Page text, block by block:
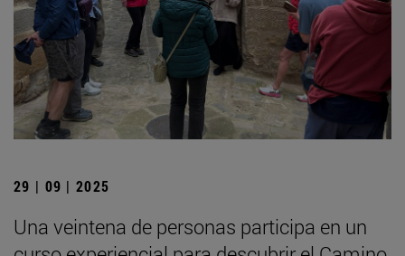
29 | 09 | 2025
Una veintena de personas participa en un